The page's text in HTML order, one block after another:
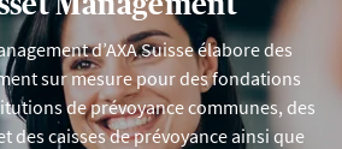
d’AXA Suisse élabore des
sur mesure pour des fondations
de prévoyance communes, des
des caisses de prévoyance ainsi que